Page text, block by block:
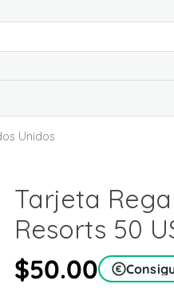
Unidos
Tarjeta
Resorts 50
$50.00